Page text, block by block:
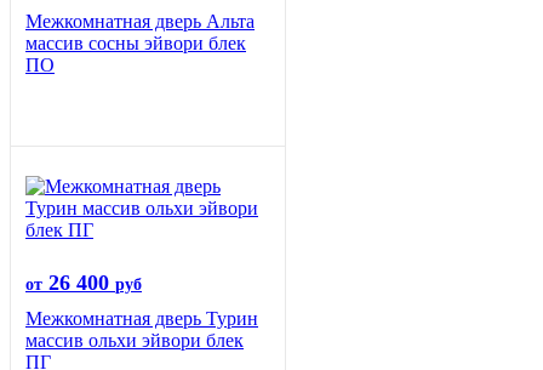
Межкомнатная дверь Альта
массив сосны эйвори блек
ПО
от 26 400 руб
Межкомнатная дверь Турин
массив ольхи эйвори блек
ПГ